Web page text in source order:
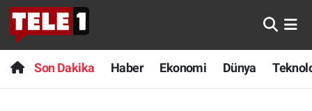
Son Dakika Haber Ekonomi Dünya
Anında Manşet
Başka Sohbetler
Son Dakika
Haber
Nöbetçi Eczaneler
Hava Durumu